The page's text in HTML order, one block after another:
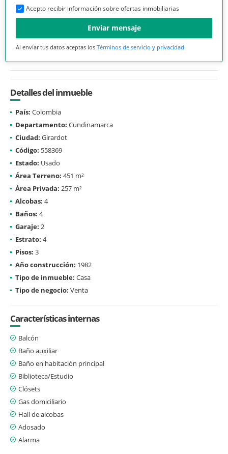
Acepto recibir información sobre ofertas inmobiliarias
Enviar mensaje
Al enviar tus datos aceptas los Términos de servicio y privacidad
Detalles del inmueble
País: Colombia
Departamento: Cundinamarca
Ciudad: Girardot
Código: 558369
Estado: Usado
Área Terreno: 451 m²
Área Privada: 257 m²
Alcobas: 4
Baños: 4
Garaje: 2
Estrato: 4
Pisos: 3
Año construcción: 1982
Tipo de inmueble: Casa
Tipo de negocio: Venta
Características internas
Balcón
Baño auxiliar
Baño en habitación principal
Biblioteca/Estudio
Clósets
Gas domiciliario
Hall de alcobas
Adosado
Alarma